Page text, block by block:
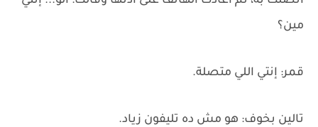
مين؟
قمر: إنتي اللي متصلة.
تالين بخوف: هو مش ده تليفون زياد.